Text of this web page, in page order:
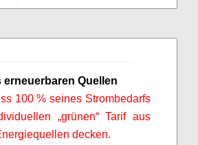
erneuerbaren Quellen
100 % seines Strombedarfs
„grünen“ Tarif aus
decken.